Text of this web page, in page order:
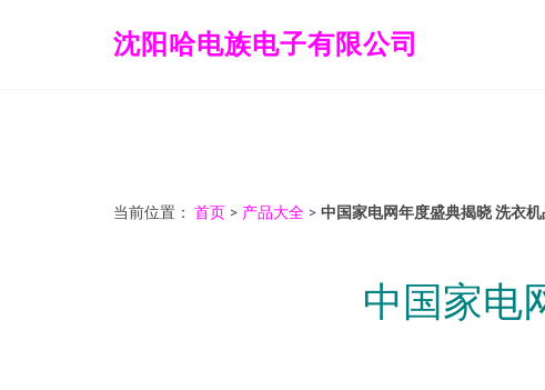
沈阳哈电族电子有限公司
当前位置： 首页 > 产品大全 > 中国家电网年度盛典揭晓 洗衣
中国家电